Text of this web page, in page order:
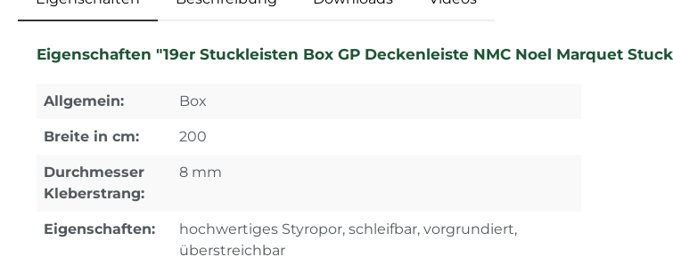
Eigenschaften "19er Stuckleisten Box GP Deckenleiste NMC Noel Marquet
Allgemein: Box
Breite in cm: 200
Durchmesser
Kleberstrang:
8 mm
Eigenschaften:
hochwertiges Styropor, schleifbar, vorgrundiert,
überstreichbar